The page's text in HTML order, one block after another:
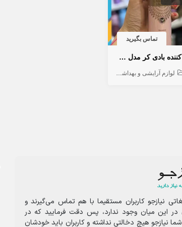
تماس بگیرید
اسپری خوشبو کننده بادی کر مدل لالیک لامور
لوازم آرایشی و بهداشتی
نیازجو کاربران مستقیما با هم تماس می‌گیرند و
این میان وجود ندارد، پس دقت فرمایید که در
نیازجو هیچ دخالتی نداشته و کاربران باید خودشان